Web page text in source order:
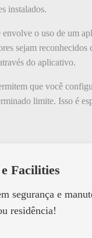
instalados.
o uso de um
sejam
do aplicativo.
que você
limite. Isso é
Facilities
segurança e
residência!